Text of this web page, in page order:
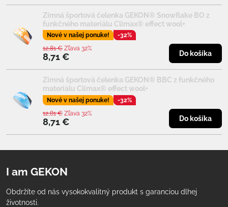
Zimná športová čelenka GEKON® Snowflake BO z
funkčného materiálu Climax® effect wool+
Nové v našej ponuke! -32%
8,71 €
12,81 € Zľava 32%
Do košíka
Zimná športová čelenka GEKON® BBC z funkčného
materiálu Climax® effect wool+
Nové v našej ponuke! -32%
8,71 €
12,81 € Zľava 32%
Do košíka
I am GEKON
Obdržíte od nás vysokokvalitný produkt s garanciou dlhej
životnosti.